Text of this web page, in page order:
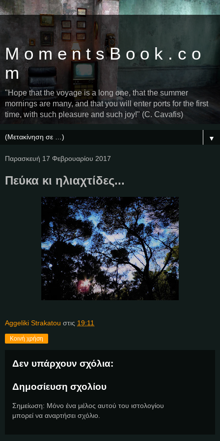
M o m e n t s B o o k . c o
m
"Hope that the voyage is a long one, that the summer
mornings are many, and that you will enter ports for the first
time, with such pleasure and such joy!" (C. Cavafis)
▼
Παρασκευή 17 Φεβρουαρίου 2017
Πεύκα κι ηλιαχτίδες...
Aggeliki Strakatou στις 19:11
Κοινή χρήση
Δεν υπάρχουν σχόλια:
Δημοσίευση σχολίου
Σημείωση: Μόνο ένα μέλος αυτού του ιστολογίου
μπορεί να αναρτήσει σχόλιο.